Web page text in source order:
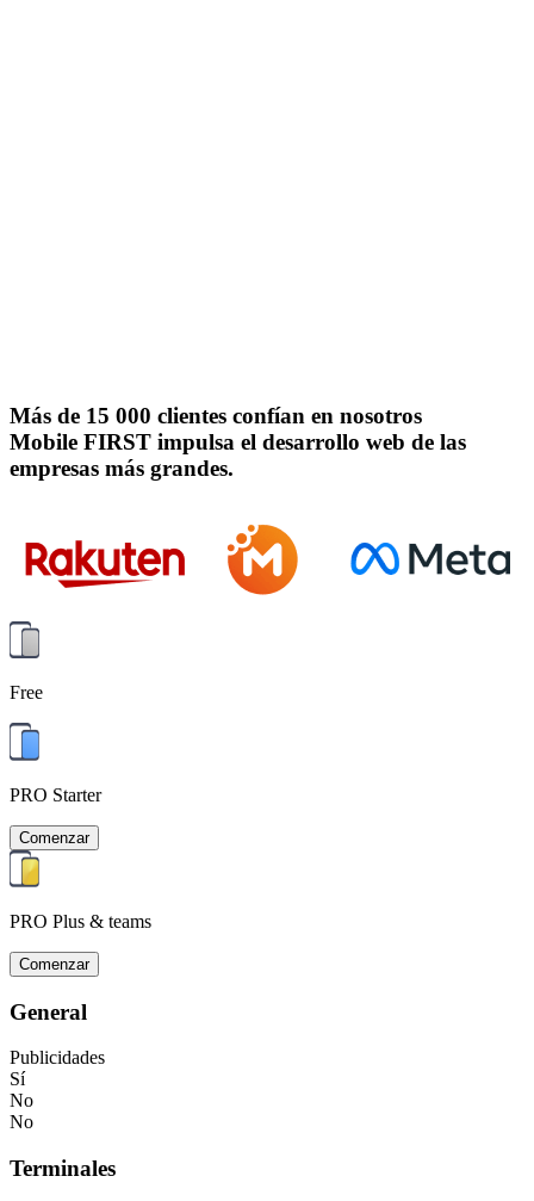
Más de 15 000 clientes confían en nosotros
Mobile FIRST impulsa el desarrollo web de las
empresas más grandes.
Free
PRO Starter
Comenzar
PRO Plus & teams
Comenzar
General
Publicidades
Sí
No
No
Terminales